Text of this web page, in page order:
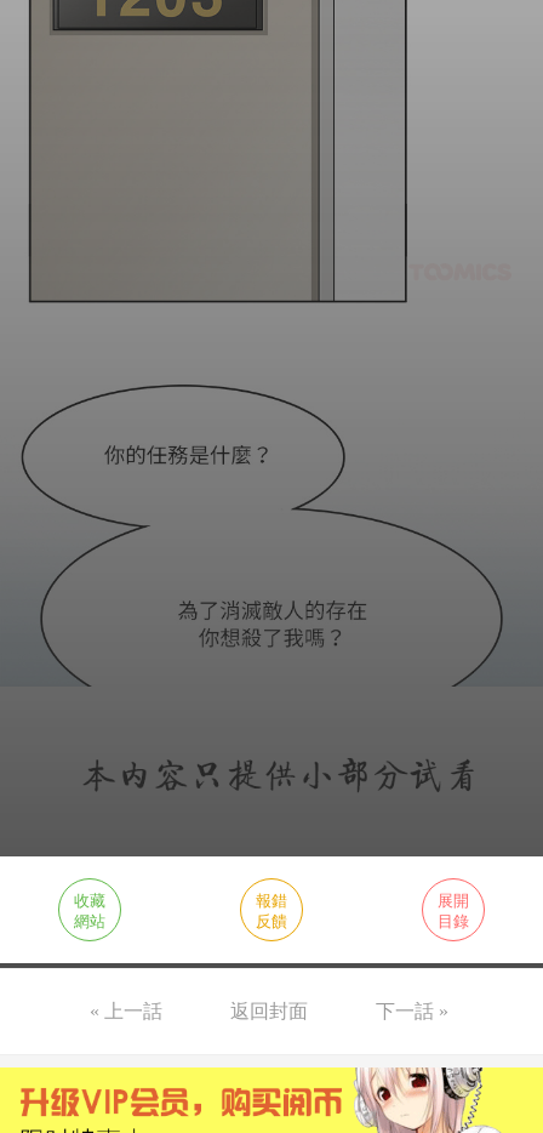
收藏
網站
報錯
反饋
展開
目錄
« 上一話 返回封面 下一話 »